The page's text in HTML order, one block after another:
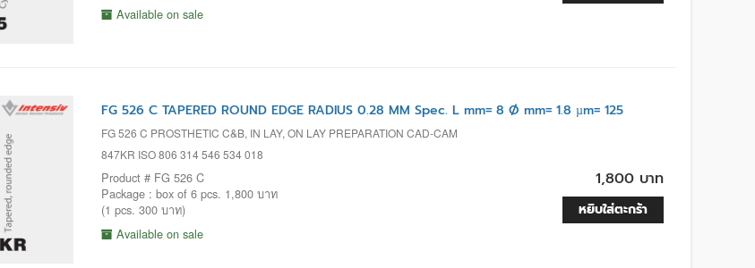
Available on sale
FG 526 C TAPERED ROUND EDGE RADIUS 0.28 MM Spec. L mm= 8 Ø mm= 1.8 µm= 125
FG 526 C PROSTHETIC C&B, IN LAY, ON LAY PREPARATION CAD-CAM
847KR ISO 806 314 546 534 018
Product # FG 526 C
Package : box of 6 pcs. 1,800 บาท
(1 pcs. 300 บาท)
Available on sale
1,800 บาท
หยิบใส่ตะกร้า